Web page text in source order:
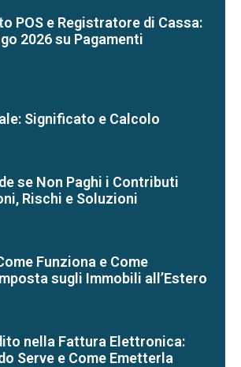
POS e Registratore di Cassa:
2026 su Pagamenti
Significato e Calcolo
se Non Paghi i Contributi
Rischi e Soluzioni
Funziona e Come
sugli Immobili all’Estero
nella Fattura Elettronica:
Serve e Come Emetterla